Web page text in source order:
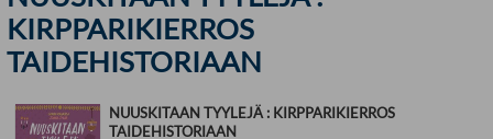
KIRPPARIKIERROS
TAIDEHISTORIAAN
NUUSKITAAN TYYLEJÄ : KIRPPARIKIERROS
TAIDEHISTORIAAN